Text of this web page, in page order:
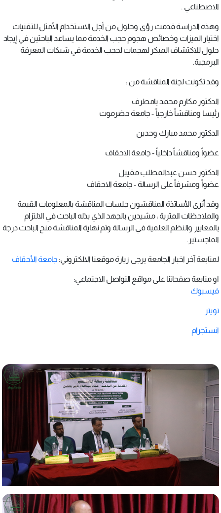
الاصطناعي .
وهذه الدراسة قدمت رؤى وحلول من أجل الاستخدام الأمثل للتقنيات
اختيار الميزات وخصائص هجوم حجب الخدمة مما يساعد الباحثين في إيجاد
حلول للاكتشاف المبكر لهجمات لحجب الخدمة في شبكات المعرفة
البرمجية.
وقد تكونت لجنة المناقشة من :
الدكتور مكارم محمد بامطرف
رئيسا ومناقشاً خارجياً - جامعة حضرموت
الدكتور محمد مبارك وحدين
عضواً ومناقشاً داخلياً - جامعة الاحقاف
الدكتور حسن عبدالمطلب مقيبل
عضواً ومشرفاً على الرسالة - جامعة الاحقاف
وقد أثرى الأساتذة المناقشون جلسات المناقشة بالمعلومات القيمة
والملاحظات المثرية ، مشيدين بالجهد الذي بذله الباحث في الالتزام
بالمعايير والنظم العلمية في الرسالة وتم نهاية المناقشة منح الباحث درجة
الماجستير.
لمتابعة آخر اخبار الجامعة يرجى زيارة موقعنا الالكتروني: جامعة الأحقاف
او متابعة صفحاتنا على مواقع التواصل الاجتماعي:
فيسبوك
تويتر
انستجرام